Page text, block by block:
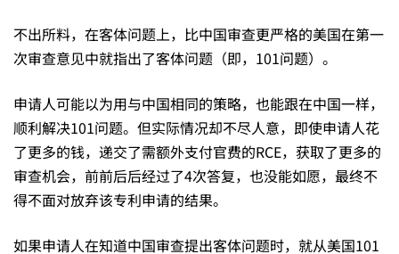
美
国
专
利
不出所料，在客体问题上，比中国审查更严格的美国在第一
次审查意见中就指出了客体问题（即，101问题）。
申请人可能以为用与中国相同的策略，也能跟在中国一样，
顺利解决101问题。但实际情况却不尽人意，即使申请人花
了更多的钱，递交了需额外支付官费的RCE，获取了更多的
审查机会，前前后后经过了4次答复，也没能如愿，最终不
得不面对放弃该专利申请的结果。
如果申请人在知道中国审查提出客体问题时，就从美国101